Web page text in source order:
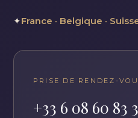
✦France · Belgique ·
PRISE DE RENDEZ-
+33 6 08 60 83